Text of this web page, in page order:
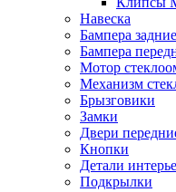
Навеска
Бампера задние
Бампера
Мотор
Механизм
Брызговики
Замки
Двери
Кнопки
Детали
Подкрылки